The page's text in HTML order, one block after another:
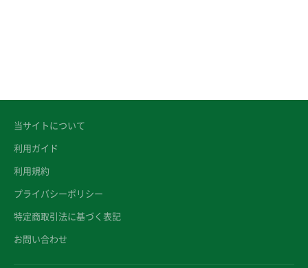
当サイトについて
利用ガイド
利用規約
プライバシーポリシー
特定商取引法に基づく表記
お問い合わせ